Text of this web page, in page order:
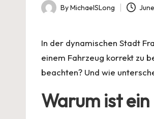
Posted
ByMichaelSLong
In der dynamischen Stadt
einem Fahrzeug korrekt zu
beachten? Und wie
Warum ist